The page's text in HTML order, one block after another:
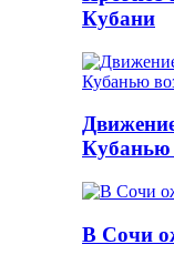
Кубани
Кубанью
В Сочи